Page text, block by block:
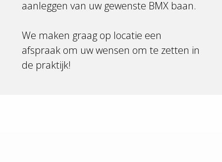
aanleggen van uw gewenste BMX baan.
We maken graag op locatie een
afspraak om uw wensen om te zetten in
de praktijk!